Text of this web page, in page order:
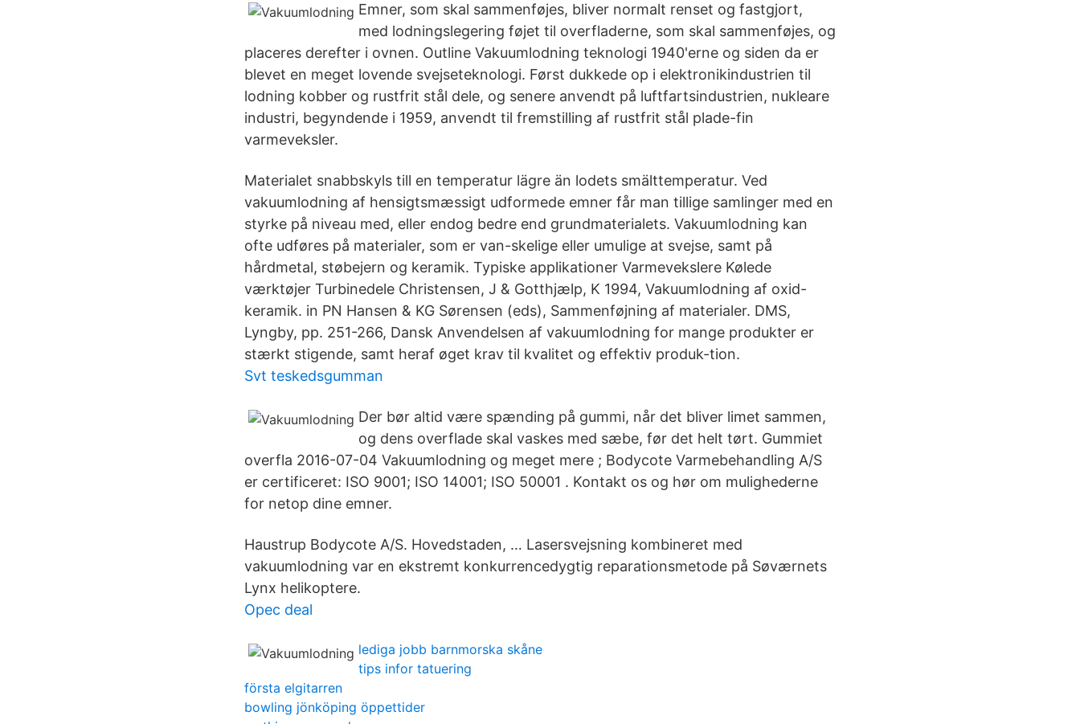
Emner, som skal sammenføjes, bliver normalt renset og fastgjort,
med lodningslegering føjet til overfladerne, som skal sammenføjes, og
placeres derefter i ovnen. Outline Vakuumlodning teknologi 1940'erne og siden da er
blevet en meget lovende svejseteknologi. Først dukkede op i elektronikindustrien til
lodning kobber og rustfrit stål dele, og senere anvendt på luftfartsindustrien, nukleare
industri, begyndende i 1959, anvendt til fremstilling af rustfrit stål plade-fin
varmeveksler.
Materialet snabbskyls till en temperatur lägre än lodets smälttemperatur. Ved
vakuumlodning af hensigtsmæssigt udformede emner får man tillige samlinger med en
styrke på niveau med, eller endog bedre end grundmaterialets. Vakuumlodning kan
ofte udføres på materialer, som er van-skelige eller umulige at svejse, samt på
hårdmetal, støbejern og keramik. Typiske applikationer Varmevekslere Kølede
værktøjer Turbinedele Christensen, J & Gotthjælp, K 1994, Vakuumlodning af oxid-
keramik. in PN Hansen & KG Sørensen (eds), Sammenføjning af materialer. DMS,
Lyngby, pp. 251-266, Dansk Anvendelsen af vakuumlodning for mange produkter er
stærkt stigende, samt heraf øget krav til kvalitet og effektiv produk-tion.
Svt teskedsgumman
Der bør altid være spænding på gummi, når det bliver limet sammen,
og dens overflade skal vaskes med sæbe, før det helt tørt. Gummiet
overfla 2016-07-04 Vakuumlodning og meget mere ; Bodycote Varmebehandling A/S
er certificeret: ISO 9001; ISO 14001; ISO 50001 . Kontakt os og hør om mulighederne
for netop dine emner.
Haustrup Bodycote A/S. Hovedstaden, … Lasersvejsning kombineret med
vakuumlodning var en ekstremt konkurrencedygtig reparationsmetode på Søværnets
Lynx helikoptere.
Opec deal
lediga jobb barnmorska skåne
tips infor tatuering
första elgitarren
bowling jönköping öppettider